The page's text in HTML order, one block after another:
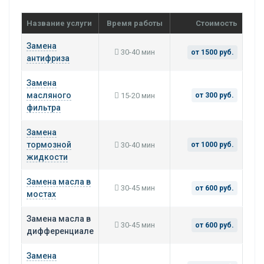
Название услуги Время работы Стоимость
Замена
антифриза
30-40 мин от 1500 руб.
Замена
масляного
фильтра
15-20 мин от 300 руб.
Замена
тормозной
жидкости
30-40 мин от 1000 руб.
Замена масла в
мостах
30-45 мин от 600 руб.
Замена масла в
дифференциале
30-45 мин от 600 руб.
Замена